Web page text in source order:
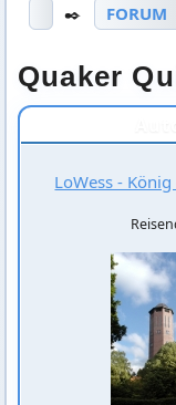
✒️
FORUM
Quaker
LoWess -